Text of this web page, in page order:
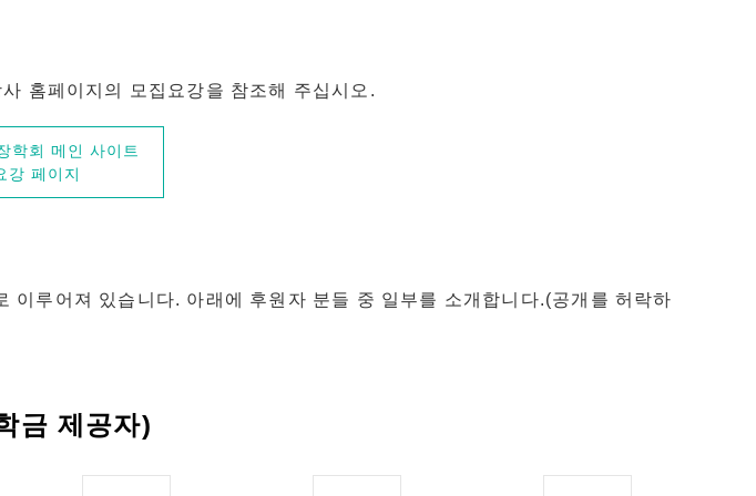
홈페이지의 모집요강을 참조해 주십시오.
학회 메인 사이트
강 페이지
루어져 있습니다. 아래에 후원자 분들 중 일부를 소개합니다.(공개를 허락하
금 제공자)